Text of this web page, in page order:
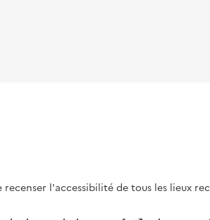
l'accessibilité de tous les lieux